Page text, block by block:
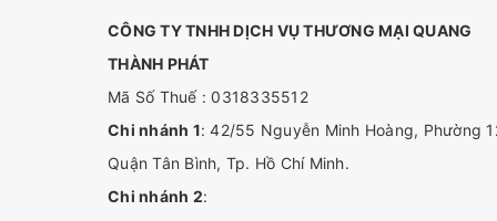
CÔNG TY TNHH DỊCH VỤ THƯƠNG MẠI QUANG
THÀNH PHÁT
Mã Số Thuế : 0318335512
Chi nhánh 1: 42/55 Nguyễn Minh Hoàng, Phường
Quận Tân Bình, Tp. Hồ Chí Minh.
Chi nhánh 2: